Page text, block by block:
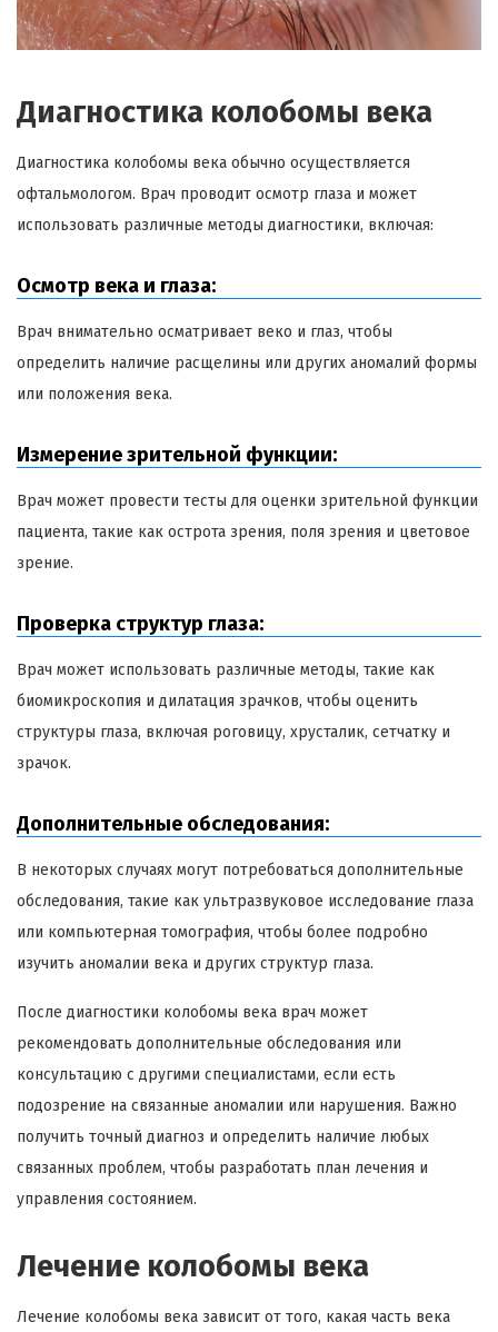
Диагностика колобомы века
Диагностика колобомы века обычно осуществляется
офтальмологом. Врач проводит осмотр глаза и может
использовать различные методы диагностики, включая:
Осмотр века и глаза:
Врач внимательно осматривает веко и глаз, чтобы
определить наличие расщелины или других аномалий формы
или положения века.
Измерение зрительной функции:
Врач может провести тесты для оценки зрительной функции
пациента, такие как острота зрения, поля зрения и цветовое
зрение.
Проверка структур глаза:
Врач может использовать различные методы, такие как
биомикроскопия и дилатация зрачков, чтобы оценить
структуры глаза, включая роговицу, хрусталик, сетчатку и
зрачок.
Дополнительные обследования:
В некоторых случаях могут потребоваться дополнительные
обследования, такие как ультразвуковое исследование глаза
или компьютерная томография, чтобы более подробно
изучить аномалии века и других структур глаза.
После диагностики колобомы века врач может
рекомендовать дополнительные обследования или
консультацию с другими специалистами, если есть
подозрение на связанные аномалии или нарушения. Важно
получить точный диагноз и определить наличие любых
связанных проблем, чтобы разработать план лечения и
управления состоянием.
Лечение колобомы века
Лечение колобомы века зависит от того, какая часть века